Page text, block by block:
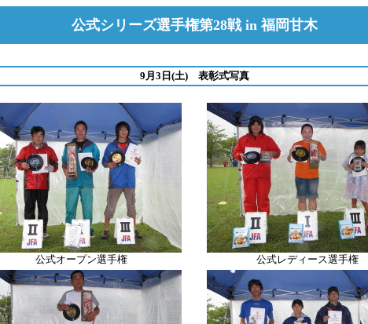
公式シリーズ選手権第28戦 in 福岡甘木
9月3日(土) 表彰式写真
公式オープン選手権 公式レディース選手権